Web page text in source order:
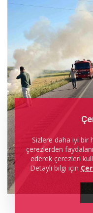
Sizlere daha iyi bir
çerezlerden
ederek çerezleri
Detaylı bilgi için